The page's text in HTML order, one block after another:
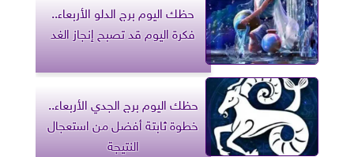
حظك اليوم برج الدلو الأربعاء..
فكرة اليوم قد تصبح إنجاز الغد
حظك اليوم برج الجدي الأربعاء..
خطوة ثابتة أفضل من استعجال
النتيجة